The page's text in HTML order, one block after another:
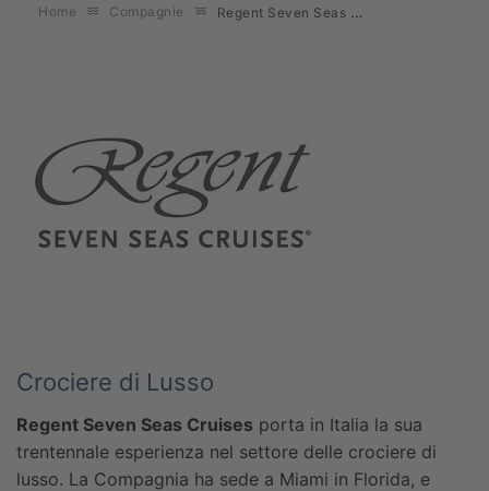
Home Compagnie Regent Seven Seas Cruises
Crociere di Lusso
Regent Seven Seas Cruises porta in Italia la sua
trentennale esperienza nel settore delle crociere di
lusso. La Compagnia ha sede a Miami in Florida, e